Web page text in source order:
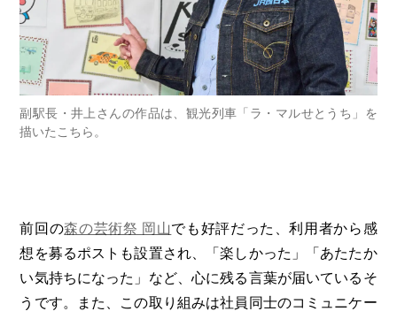
副駅長・井上さんの作品は、観光列車「ラ・マルせとうち」を
描いたこちら。
前回の森の芸術祭 岡山でも好評だった、利用者から感
想を募るポストも設置され、「楽しかった」「あたたか
い気持ちになった」など、心に残る言葉が届いているそ
うです。また、この取り組みは社員同士のコミュニケー